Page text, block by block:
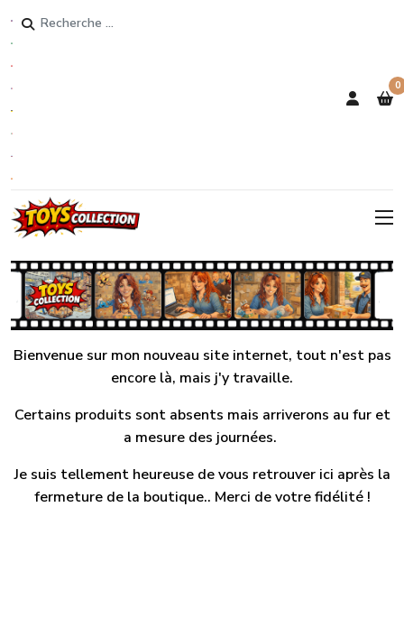
Rechercher
0
Bienvenue sur mon nouveau site internet, tout n'est pas
encore là, mais j'y travaille.
Certains produits sont absents mais arriverons au fur et
a mesure des journées.
Je suis tellement heureuse de vous retrouver ici après la
fermeture de la boutique.. Merci de votre fidélité !